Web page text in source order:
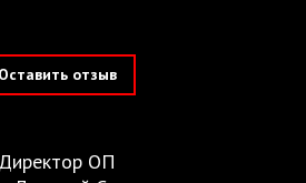
Оставить отзыв
Директор ОП